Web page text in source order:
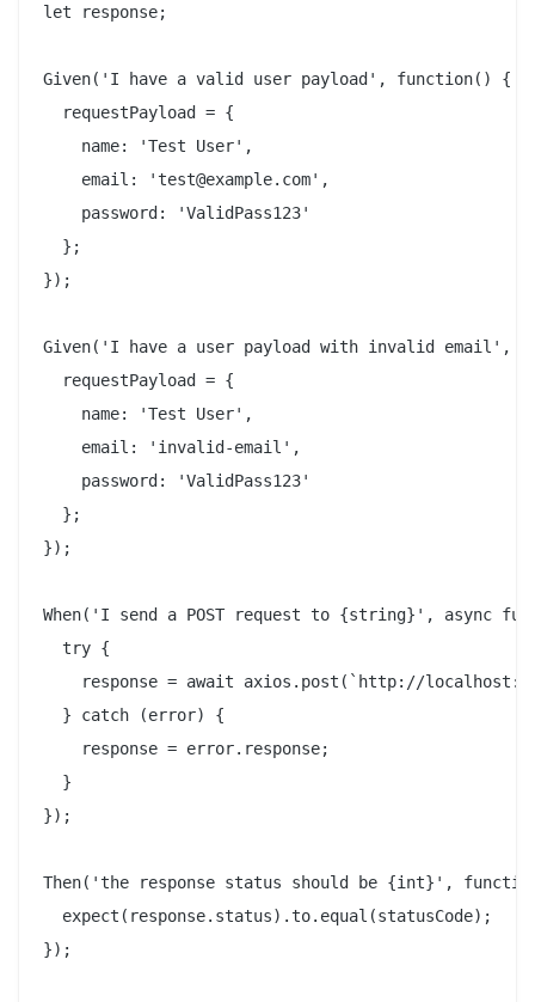
let response;
Given('I have a valid user payload', function() {
  requestPayload = {
    name: 'Test User',
    email: 'test@example.com',
    password: 'ValidPass123'
  };
});
Given('I have a user payload with invalid email',
  requestPayload = {
    name: 'Test User',
    email: 'invalid-email',
    password: 'ValidPass123'
  };
});
When('I send a POST request to {string}', async
  try {
response = await axios.post(`http://
  } catch (error) {
    response = error.response;
  }
});
Then('the response status should be {int}',
  expect(response.status).to.equal(statusCode);
});